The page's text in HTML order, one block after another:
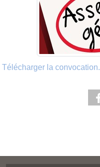
Télécharger la convocation.